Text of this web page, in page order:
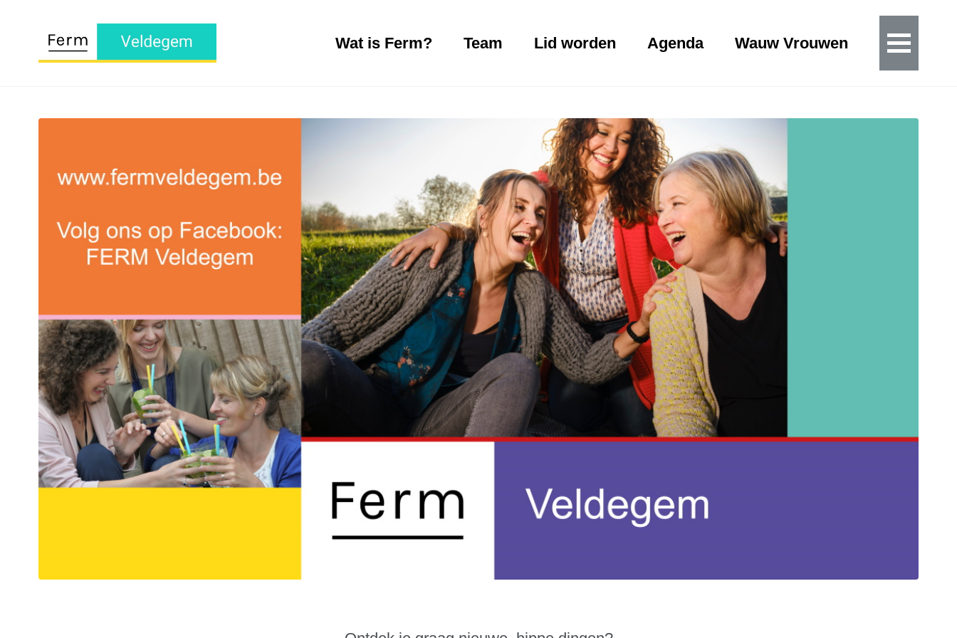
Wat is Ferm? Team Lid worden Agenda Wauw Vrouwen